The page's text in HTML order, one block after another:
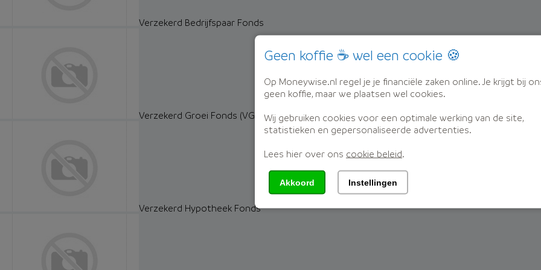
Verzekerd Bedrijfspaar Fonds
Verzekerd Groei Fonds (VGF)
Verzekerd Hypotheek Fonds
Geen koffie ☕ wel een cookie 🍪
Op Moneywise.nl regel je je financiële zaken online. Je krijgt bij
geen koffie, maar we plaatsen wel cookies.
Wij gebruiken cookies voor een optimale werking van de site,
statistieken en gepersonaliseerde advertenties.
Lees hier over ons cookie beleid.
Akkoord Instellingen